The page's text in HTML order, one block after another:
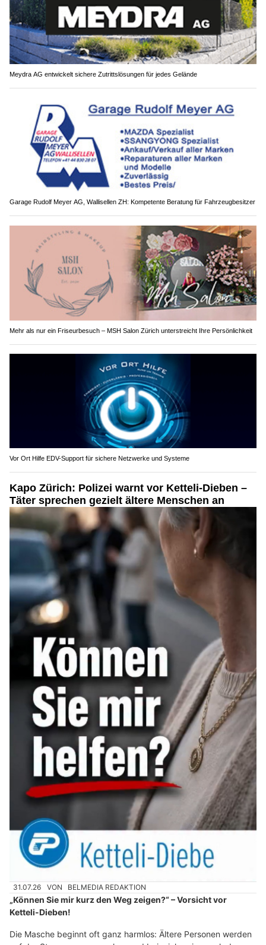
Meydra AG entwickelt sichere Zutrittslösungen für jedes Gelände
Garage Rudolf Meyer AG, Wallisellen ZH: Kompetente Beratung für Fahrzeugbesitzer
Mehr als nur ein Friseurbesuch – MSH Salon Zürich unterstreicht Ihre Persönlichkeit
Vor Ort Hilfe EDV-Support für sichere Netzwerke und Systeme
Kapo Zürich: Polizei warnt vor Ketteli-Dieben –
Täter sprechen gezielt ältere Menschen an
31.07.26 VON BELMEDIA REDAKTION
„Können Sie mir kurz den Weg zeigen?“ – Vorsicht vor
Ketteli-Dieben!
Die Masche beginnt oft ganz harmlos: Ältere Personen werden